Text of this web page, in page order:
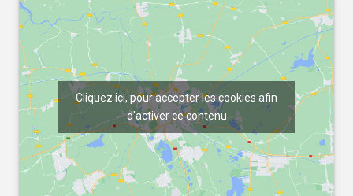
Cliquez ici, pour accepter les cookies afin
d'activer ce contenu